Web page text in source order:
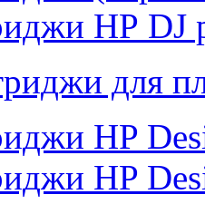
НР DJ
для
HP
HP